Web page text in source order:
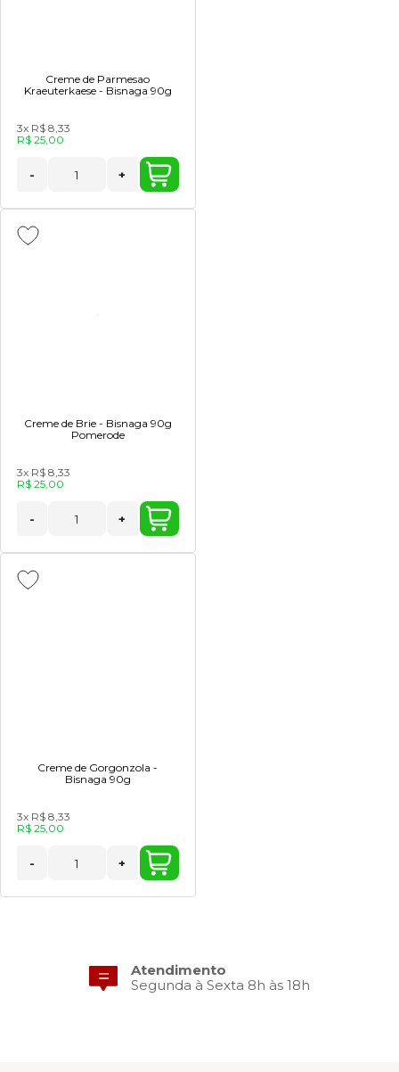
Creme de Parmesao
Kraeuterkaese - Bisnaga 90g
3x R$ 8,33
R$ 25,00
- +
Creme de Brie - Bisnaga 90g
Pomerode
3x R$ 8,33
R$ 25,00
- +
Creme de Gorgonzola -
Bisnaga 90g
3x R$ 8,33
R$ 25,00
- +
Atendimento
Segunda à Sexta 8h às 18h